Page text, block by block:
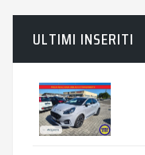
ULTIMI INSERITI